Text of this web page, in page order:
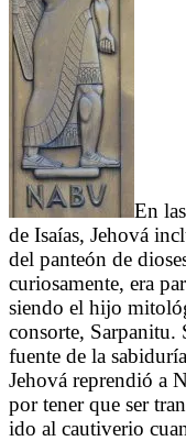
En
de Isaías, Jehová
del panteón de
curiosamente, era
siendo el hijo
consorte, Sarpanitu.
fuente de la
Jehová reprendió a
por tener que ser
ido al cautiverio